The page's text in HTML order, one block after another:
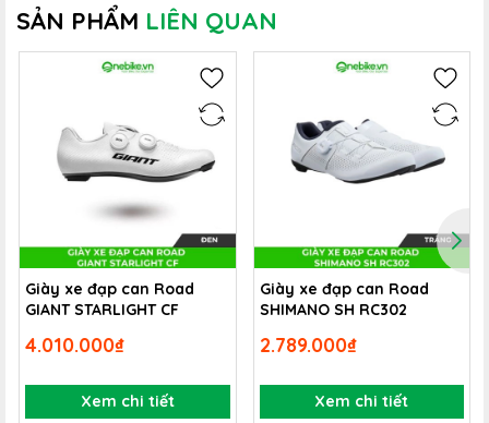
chóng và an toàn,
Giày FIZIK Overcurve R5
đặt bộ khóa giày BOA IP1 có thể điều chỉnh vi mô và dây
đeo Velcro để điều chỉnh phù hợp với khu vực bàn chân
SẢN PHẨM LIÊN QUAN
Giày xe đạp can Road
GIANT STARLIGHT CF
4.010.000₫
Xem chi tiết
Giày xe đạp can Road
SHIMANO SH RC302
2.789.000₫
Xem chi tiết